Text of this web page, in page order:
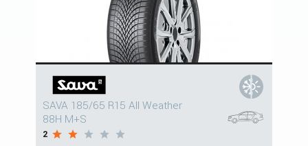
SAVA 185/65 R15 All Weather
88H M+S
2